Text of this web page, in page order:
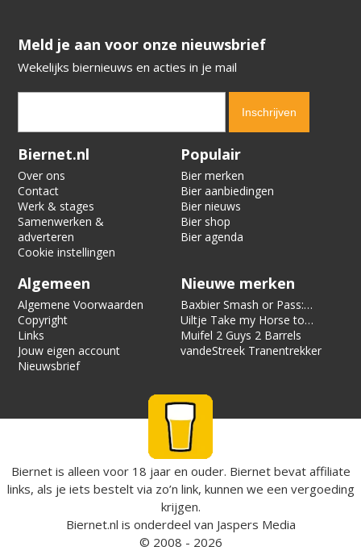
​​​​​​​Meld je aan voor onze nieuwsbrief
Wekelijks biernieuws en acties in je mail
Verification code:
Biernet.nl
Over ons
Contact
Werk & stages
Samenwerken &
adverteren
Cookie instellingen
Populair
Bier merken
Bier aanbiedingen
Bier nieuws
Bier shop
Bier agenda
Algemeen
Algemene Voorwaarden
Copyright
Links
Jouw eigen account
Nieuwsbrief
Nieuwe merken
Baxbier Smash or Pass:
Strata
Uiltje Take my Horse to
the Hotel Room
Muifel 2 Guys 2 Barrels
vandeStreek Tranentrekker
Biernet is alleen voor 18 jaar en ouder. Biernet bevat affiliate
links, als je iets bestelt via zo’n link, kunnen we een vergoeding
krijgen.
Biernet.nl is onderdeel van Jaspers Media
© 2008 - 2026